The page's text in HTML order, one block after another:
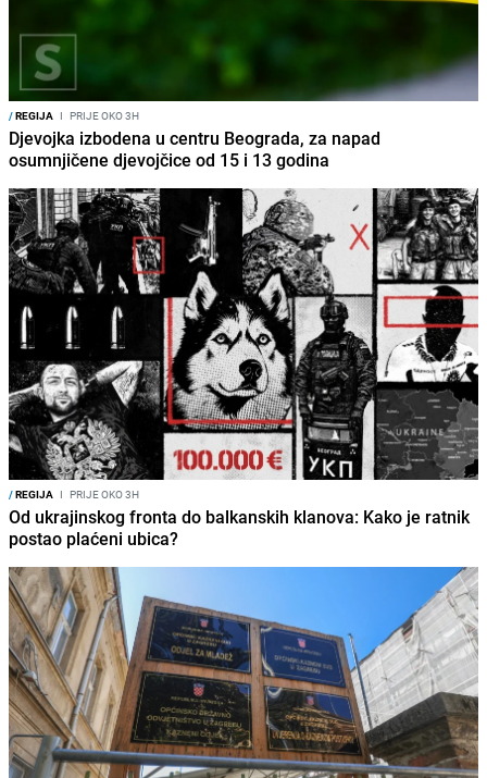
/REGIJA I PRIJE OKO 3H
Djevojka izbodena u centru Beograda, za napad
osumnjičene djevojčice od 15 i 13 godina
/REGIJA I PRIJE OKO 3H
Od ukrajinskog fronta do balkanskih klanova: Kako je ratnik
postao plaćeni ubica?